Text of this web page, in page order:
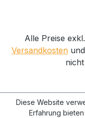
Alle Preise
Versandkostenund
Diese Website
Erfahrung